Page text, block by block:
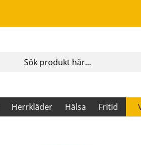
Herrkläder Hälsa Fritid